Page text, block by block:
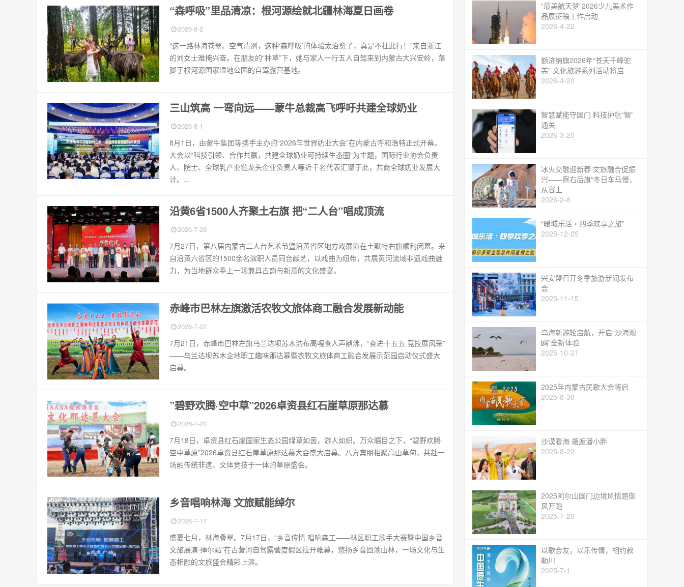
“森呼吸”里品清凉：根河源绘就北疆林海夏日画卷
2026-8-2
“这一路林海苍翠、空气清冽，这种‘森呼吸’的体验太治愈了，真是不枉此行！”来自浙江
的刘女士难掩兴奋。在朋友的“种草”下，她与家人一行五人自驾来到内蒙古大兴安岭，落
脚于根河源国家湿地公园的自驾露营基地。
三山筑高 一弯向远——蒙牛总裁高飞呼吁共建全球奶业
2026-8-1
8月1日，由蒙牛集团等携手主办的“2026年世界奶业大会”在内蒙古呼和浩特正式开幕。
大会以“科技引领、合作共赢，共建全球奶业可持续生态圈”为主题，国际行业协会负责
人、院士、全球乳产业链龙头企业负责人等近千名代表汇聚于此，共商全球奶业发展大
计。...
沿黄6省1500人齐聚土右旗 把“二人台”唱成顶流
2026-7-29
7月27日，第八届内蒙古二人台艺术节暨沿黄省区地方戏展演在土默特右旗顺利闭幕。来
自沿黄六省区的1500余名演职人员同台献艺，以戏曲为纽带，共展黄河流域非遗戏曲魅
力，为当地群众奉上一场兼具古韵与新意的文化盛宴。
赤峰市巴林左旗激活农牧文旅体商工融合发展新动能
2026-7-22
7月21日，赤峰市巴林左旗乌兰达坝苏木浩布高嘎查人声鼎沸，“奋进十五五 竞技展风采”
——乌兰达坝苏木企地职工趣味那达慕暨农牧文旅体商工融合发展示范园启动仪式盛大
启幕。
”碧野欢腾·空中草”2026卓资县红石崖草原那达慕
2026-7-20
7月18日，卓资县红石崖国家生态公园绿草如茵，游人如织。万众瞩目之下，“碧野欢腾·
空中草原”2026卓资县红石崖草原那达慕大会盛大启幕。八方宾朋相聚高山草甸，共赴一
场融传统非遗、文体竞技于一体的草原盛会。
乡音唱响林海 文旅赋能绰尔
2026-7-17
盛夏七月，林海叠翠。7月17日，“乡音传情 唱响森工——林区职工歌手大赛暨中国乡音
文旅展演·绰尔站”在古营河自驾露营度假区拉开帷幕，悠扬乡音回荡山林，一场文化与生
态相融的文旅盛会精彩上演。
“最美航天梦”2026少儿美术作
品展征稿工作启动
2026-4-22
额济纳旗2026年“苍天千峰驼
羔” 文化旅游系列活动将启
2026-4-20
智慧赋能守国门 科技护航“智”
通关
2026-3-20
冰火交融迎新春 文旅融合促振
兴——察右后旗“冬日车马慢，
从容上
2026-2-6
“暖城乐活・四季欢享之旅”
2025-12-25
兴安盟召开冬季旅游新闻发布
会
2025-11-15
乌海新游轮启航，开启“沙海观
鸥”全新体验
2025-10-21
2025年内蒙古民歌大会将启
2025-8-30
沙漠看海 邂逅潘小胖
2025-8-22
2025阿尔山国门边境风情跑御
风开跑
2025-7-20
以歌会友，以乐传情，相约敕
勒川
2025-7-1